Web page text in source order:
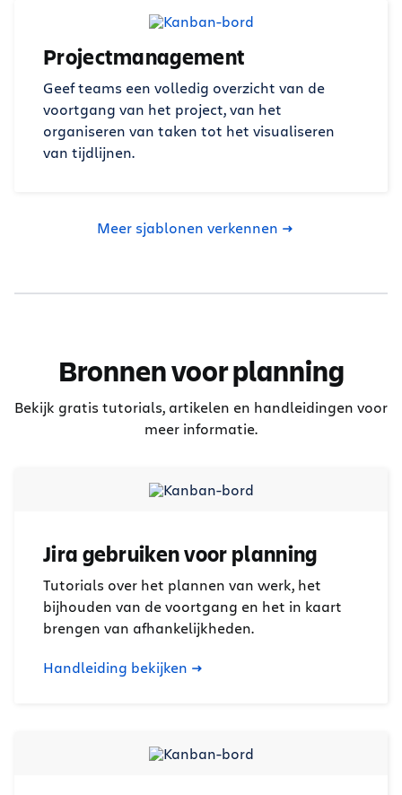
Projectmanagement
Geef teams een volledig overzicht van de
voortgang van het project, van het
organiseren van taken tot het visualiseren
van tijdlijnen.
Meer sjablonen verkennen
Bronnen voor planning
Bekijk gratis tutorials, artikelen en handleidingen voor
meer informatie.
Jira gebruiken voor planning
Tutorials over het plannen van werk, het
bijhouden van de voortgang en het in kaart
brengen van afhankelijkheden.
Handleiding bekijken